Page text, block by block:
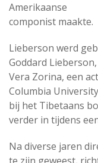
Amerikaanse
componist maakte.
Lieberson werd
Goddard
Vera Zorina, een
Columbia
bij het Tibetaans
verder in tijdens
Na diverse jaren